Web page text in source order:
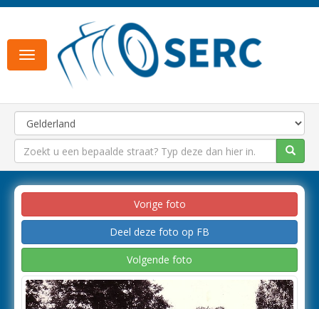
Toggle
navigation
Vorige foto
Deel deze foto op FB
Volgende foto